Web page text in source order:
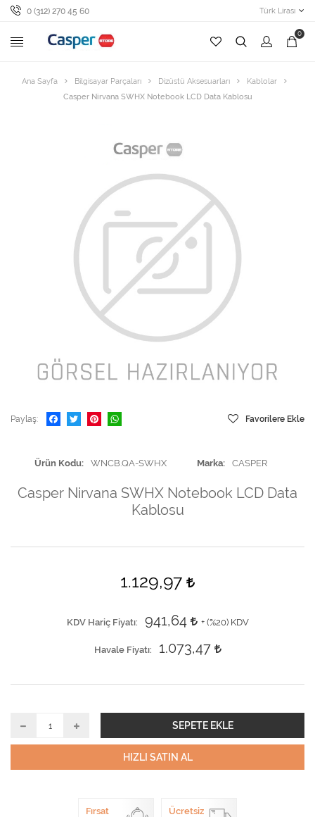
0 (312) 270 45 60 Türk Lirası
0
Ana Sayfa Bilgisayar Parçaları Dizüstü Aksesuarları
Kablolar
Casper Nirvana SWHX Notebook LCD Data Kablosu
Paylaş Favorilere Ekle
Ürün Kodu WNCB.QA-SWHX Marka CASPER
Casper Nirvana SWHX Notebook LCD Data
Kablosu
1.129,97
KDV Hariç Fiyatı 941,64 + (%20) KDV
Havale Fiyatı 1.073,47
SEPETE EKLE
HIZLI SATIN AL
Fırsat Ücretsiz